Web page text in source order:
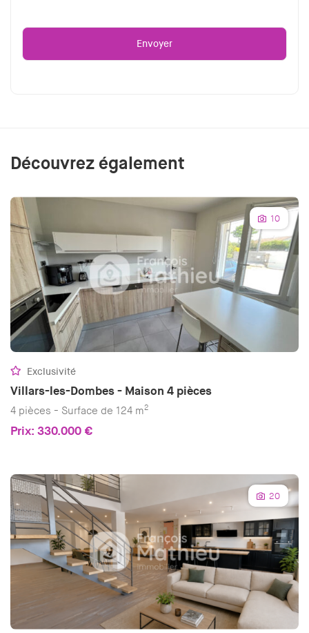
Découvrez également
10
Exclusivité
Villars-les-Dombes - Maison 4 pièces
4 pièces - Surface de 124 m2
Prix: 330.000 €
20